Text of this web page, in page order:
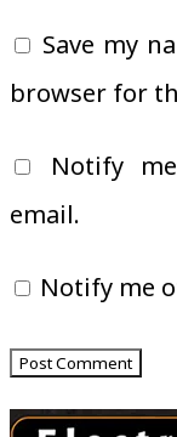
Save my
browser for
Notify
email.
Notify me